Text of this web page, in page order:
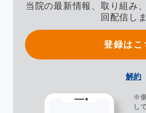
当院の最新情報、取り組み
回配信しま
登録はこ
解約
※
し